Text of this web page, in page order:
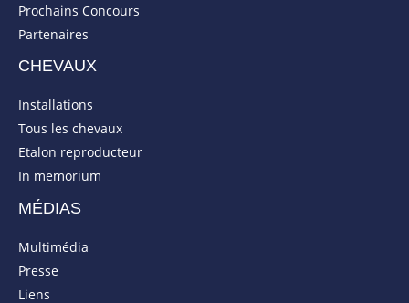
Prochains Concours
Partenaires
CHEVAUX
Installations
Tous les chevaux
Etalon reproducteur
In memorium
MÉDIAS
Multimédia
Presse
Liens